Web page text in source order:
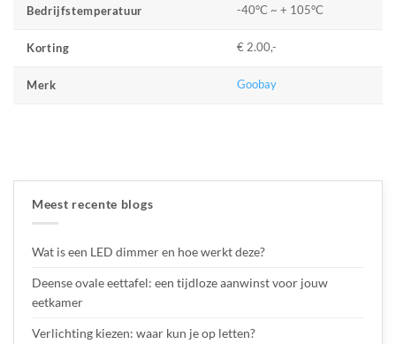
Bedrijfstemperatuur -40°C ~ + 105°C
Korting € 2.00,-
Merk Goobay
Meest recente blogs
Wat is een LED dimmer en hoe werkt deze?
Deense ovale eettafel: een tijdloze aanwinst voor jouw
eetkamer
Verlichting kiezen: waar kun je op letten?